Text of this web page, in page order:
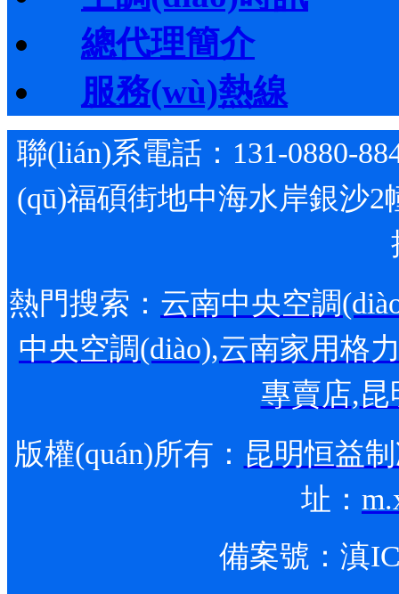
總代理簡介
服務(wù)熱線
聯(lián)系電話：131-0880-
(qū)福碩街地中海水岸銀沙2
熱門搜索： 云南中央空調
中央空調(diào),云南家用格
專賣店,昆
版權(quán)所有： 昆明恒益
址：
備案號： 滇